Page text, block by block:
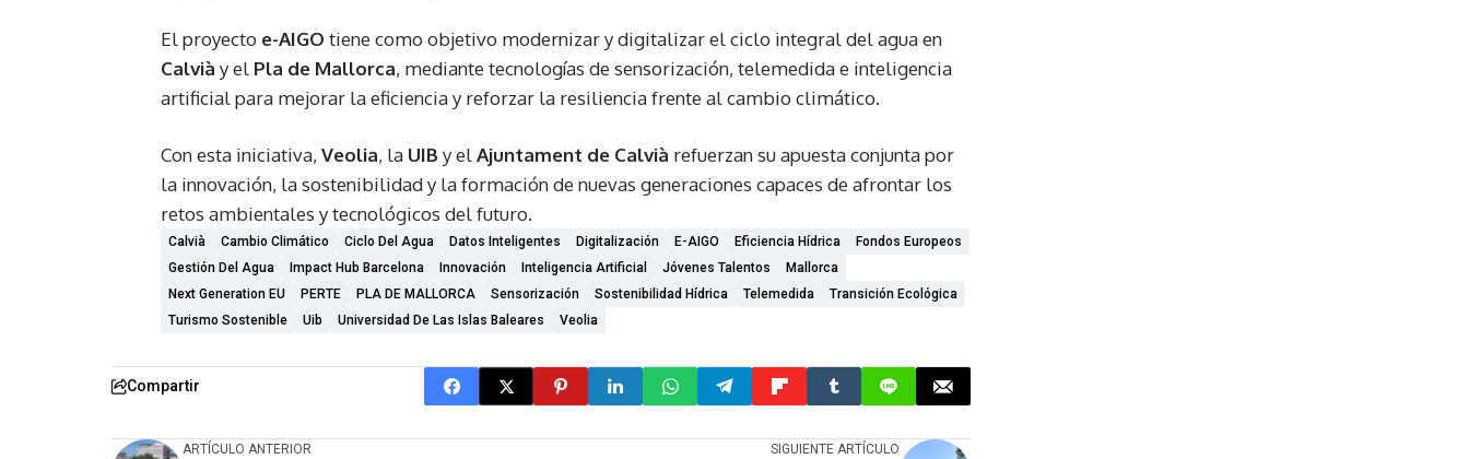
El proyecto e-AIGO tiene como objetivo modernizar y digitalizar el ciclo integral del agua en
Calvià y el Pla de Mallorca, mediante tecnologías de sensorización, telemedida e inteligencia
artificial para mejorar la eficiencia y reforzar la resiliencia frente al cambio climático.
Con esta iniciativa, Veolia, la UIB y elAjuntament de Calvià refuerzan su apuesta conjunta por
la innovación, la sostenibilidad y la formación de nuevas generaciones capaces de afrontar los
retos ambientales y tecnológicos del futuro.
Calvià Cambio Climático Ciclo Del Agua Datos Inteligentes Digitalización E-AIGO Eficiencia Hídrica
Fondos Europeos
Gestión Del Agua
Impact Hub Barcelona Innovación Inteligencia Artificial Jóvenes Talentos
Mallorca
Next Generation EU
PERTE PLA DE MALLORCA Sensorización Sostenibilidad Hídrica Telemedida
Transición Ecológica
Turismo Sostenible
Uib Universidad De Las Islas Baleares Veolia
Compartir
ARTÍCULO ANTERIOR SIGUIENTE ARTÍCULO